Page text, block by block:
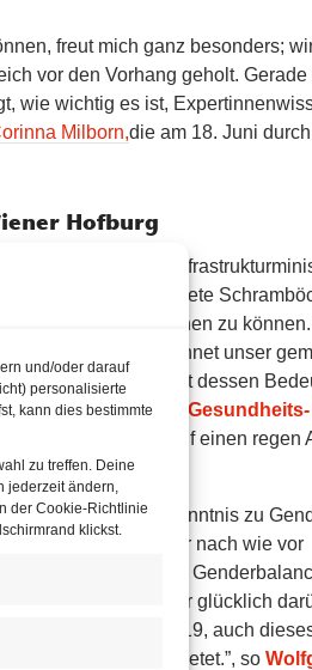
und/oder darauf
personalisierte
kann dies bestimmte
zu treffen. Deine
jederzeit ändern,
der Cookie-Richtlinie
klickst.
freut mich ganz besonders;
vor den Vorhang geholt. Gerade
wie wichtig es ist,
Milborn,die am 18. Juni
Hofburg
Resl von Sanofi,
Margarete
gewinnen zu
Schmidauer zeichnet unser
aus und unterstreicht dessen
und ehemalige Gesundheits-
. „Ich freue mich auf einen regen
globale Sanofi Bekenntnis zu
es braucht aber nach wie vor
und Awareness um
zu holen. Ich bin sehr glücklich
Talk, trotz Covid-19, auch
Innovationskraft bietet.”, so